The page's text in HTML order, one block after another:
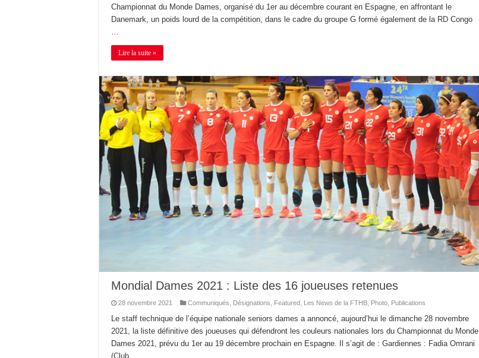
Championnat du Monde Dames, organisé du 1er au décembre courant en Espagne, en affrontant le
Danemark, un poids lourd de la compétition, dans le cadre du groupe G formé également de la RD Congo
Lire la suite »
Mondial Dames 2021 : Liste des 16 joueuses retenues
28 novembre 2021 Communiqués Désignations Featured Les News de la FTHB Photo Publications
Le staff technique de l’équipe nationale seniors dames a annoncé, aujourd’hui le dimanche 28 novembre
2021, la liste définitive des joueuses qui défendront les couleurs nationales lors du Championnat du Monde
Dames 2021, prévu du 1er au 19 décembre prochain en Espagne. Il s’agit de : Gardiennes : Fadia Omrani
(Club …